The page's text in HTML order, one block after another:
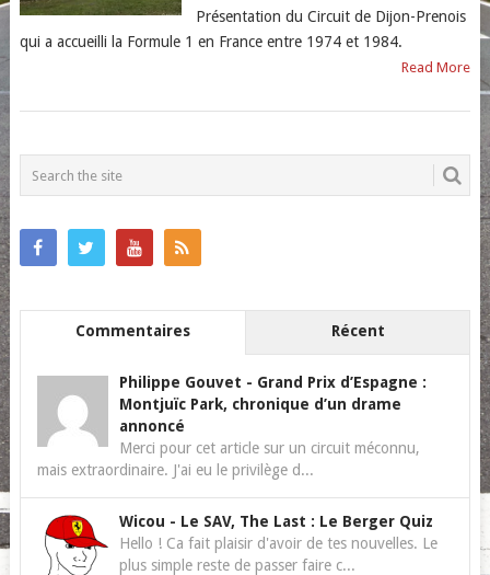
Présentation du Circuit de Dijon-Prenois
qui a accueilli la Formule 1 en France entre 1974 et 1984.
Read More
POSTS
NAVIGATION
Commentaires Récent
Philippe Gouvet - Grand Prix d’Espagne :
Montjuïc Park, chronique d’un drame
annoncé
Merci pour cet article sur un circuit méconnu,
mais extraordinaire. J'ai eu le privilège d...
Wicou - Le SAV, The Last : Le Berger Quiz
Hello ! Ca fait plaisir d'avoir de tes nouvelles. Le
plus simple reste de passer faire c...